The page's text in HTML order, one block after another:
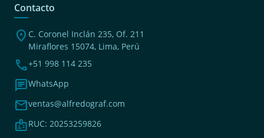
Contacto
location_on C. Coronel Inclán 235, Of. 211
Miraflores 15074, Lima, Perú
phone+51 998 114 235
chatWhatsApp
mailventas@alfredograf.com
badgeRUC: 20253259826